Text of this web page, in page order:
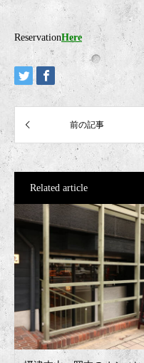
ReservationHere
Related article